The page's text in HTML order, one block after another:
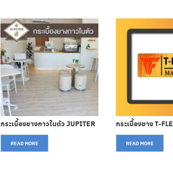
กระเบื้องยางกาวในตัว JUPITER
READ MORE
กระเบื้องยาง T-
READ MORE